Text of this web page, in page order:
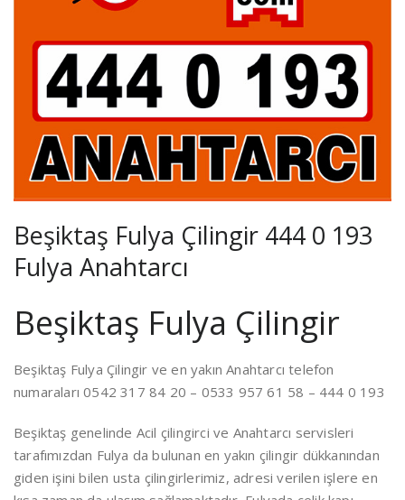
Beşiktaş Fulya Çilingir 444 0 193
Fulya Anahtarcı
Beşiktaş Fulya Çilingir
Beşiktaş Fulya Çilingir ve en yakın Anahtarcı telefon
numaraları 0542 317 84 20 – 0533 957 61 58 – 444 0 193
Beşiktaş genelinde Acil çilingirci ve Anahtarcı servisleri
tarafımızdan Fulya da bulunan en yakın çilingir dükkanından
giden işini bilen usta çilingirlerimiz, adresi verilen işlere en